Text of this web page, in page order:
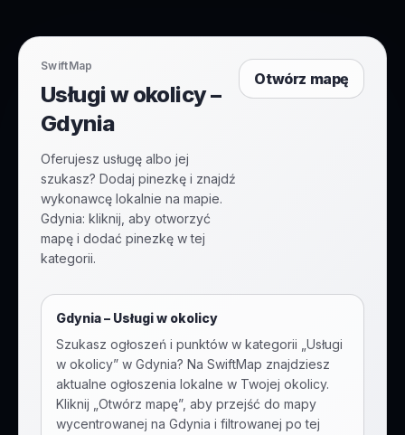
SwiftMap
Usługi w okolicy –
Gdynia
Oferujesz usługę albo jej
szukasz? Dodaj pinezkę i znajdź
wykonawcę lokalnie na mapie.
Gdynia: kliknij, aby otworzyć
mapę i dodać pinezkę w tej
kategorii.
Otwórz mapę
Gdynia– Usługi w okolicy
Szukasz ogłoszeń i punktów w kategorii „ Usługi
w okolicy” w Gdynia? Na SwiftMap znajdziesz
aktualne ogłoszenia lokalne w Twojej okolicy.
Kliknij „Otwórz mapę”, aby przejść do mapy
wycentrowanej na Gdynia i filtrowanej po tej